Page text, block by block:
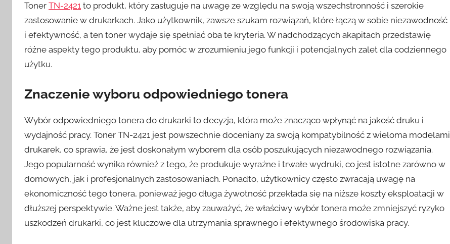
Toner TN-2421 to produkt, który zasługuje na uwagę ze względu na swoją wszechstronność i szerokie
zastosowanie w drukarkach. Jako użytkownik, zawsze szukam rozwiązań, które łączą w sobie niezawodność
i efektywność, a ten toner wydaje się spełniać oba te kryteria. W nadchodzących akapitach przedstawię
różne aspekty tego produktu, aby pomóc w zrozumieniu jego funkcji i potencjalnych zalet dla codziennego
użytku.
Znaczenie wyboru odpowiedniego tonera
Wybór odpowiedniego tonera do drukarki to decyzja, która może znacząco wpłynąć na jakość druku i
wydajność pracy. Toner TN-2421 jest powszechnie doceniany za swoją kompatybilność z wieloma modelami
drukarek, co sprawia, że jest doskonałym wyborem dla osób poszukujących niezawodnego rozwiązania.
Jego popularność wynika również z tego, że produkuje wyraźne i trwałe wydruki, co jest istotne zarówno w
domowych, jak i profesjonalnych zastosowaniach. Ponadto, użytkownicy często zwracają uwagę na
ekonomiczność tego tonera, ponieważ jego długa żywotność przekłada się na niższe koszty eksploatacji w
dłuższej perspektywie. Ważne jest także, aby zauważyć, że właściwy wybór tonera może zmniejszyć ryzyko
uszkodzeń drukarki, co jest kluczowe dla utrzymania sprawnego i efektywnego środowiska pracy.